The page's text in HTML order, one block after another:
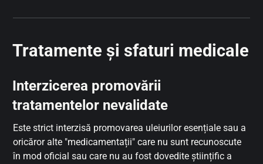
Tratamente și sfaturi medicale
Interzicerea promovării
tratamentelor nevalidate
Este strict interzisă promovarea uleiurilor esențiale sau a
oricăror alte "medicamentații" care nu sunt recunoscute
în mod oficial sau care nu au fost dovedite științific a